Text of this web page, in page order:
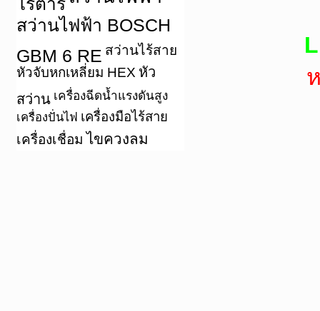
สว่านไฟฟ้า BOSCH
GBM 6 RE สว่านไร้สาย
หัวจับหกเหลี่ยม HEX หัว
สว่าน เครื่องฉีดน้ำแรงดันสูง
เครื่องปั่นไฟ เครื่องมือไร้สาย
เครื่องเชื่อม ไขควงลม